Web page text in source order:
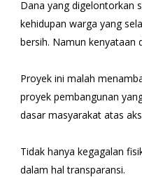
Dana yang digelontorkan
kehidupan warga yang
bersih. Namun kenyataan
Proyek ini malah
proyek pembangunan
dasar masyarakat atas
Tidak hanya kegagalan
dalam hal transparansi.